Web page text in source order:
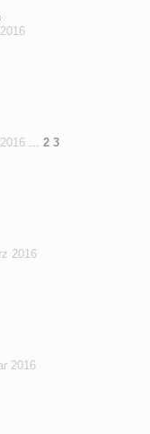
... 2 3
2016
2016